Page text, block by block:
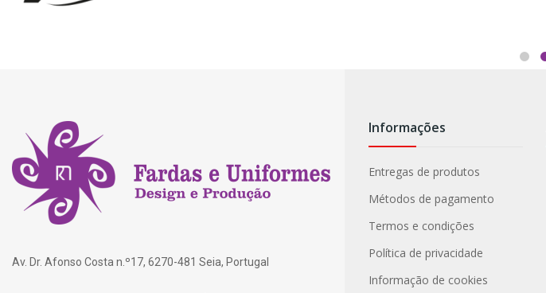
Av. Dr. Afonso Costa n.º17, 6270-481 Seia, Portugal
Informações
Entregas de produtos
Métodos de pagamento
Termos e condições
Política de privacidade
Informação de cookies